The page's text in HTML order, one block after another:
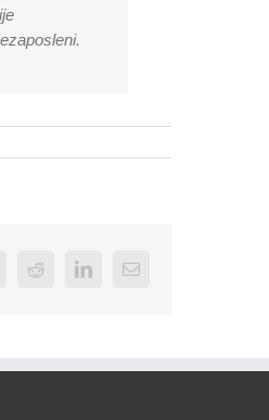
Reddit LinkedInEmail